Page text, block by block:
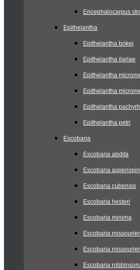
Encephalocarpus
Epithelantha
Epithelantha bokei
Epithelantha ilariae
Epithelantha
Epithelantha
Epithelantha
Epithelantha petri
Escobaria
Escobaria abdita
Escobaria
Escobaria cubensis
Escobaria hesteri
Escobaria minima
Escobaria
Escobaria
Escobaria